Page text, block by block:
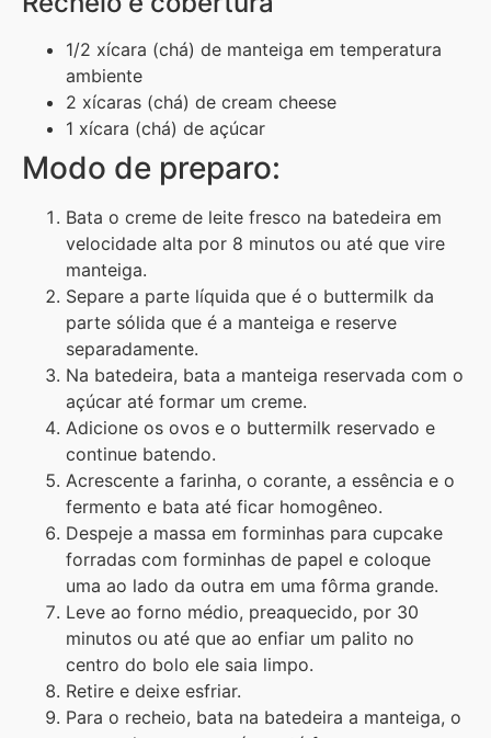
1/2 xícara (chá) de manteiga em temperatura
ambiente
2 xícaras (chá) de cream cheese
1 xícara (chá) de açúcar
Modo de preparo:
Bata o creme de leite fresco na batedeira em
velocidade alta por 8 minutos ou até que vire
manteiga.
Separe a parte líquida que é o buttermilk da
parte sólida que é a manteiga e reserve
separadamente.
Na batedeira, bata a manteiga reservada com o
açúcar até formar um creme.
Adicione os ovos e o buttermilk reservado e
continue batendo.
Acrescente a farinha, o corante, a essência e o
fermento e bata até ficar homogêneo.
Despeje a massa em forminhas para cupcake
forradas com forminhas de papel e coloque
uma ao lado da outra em uma fôrma grande.
Leve ao forno médio, preaquecido, por 30
minutos ou até que ao enfiar um palito no
centro do bolo ele saia limpo.
Retire e deixe esfriar.
Para o recheio, bata na batedeira a manteiga, o